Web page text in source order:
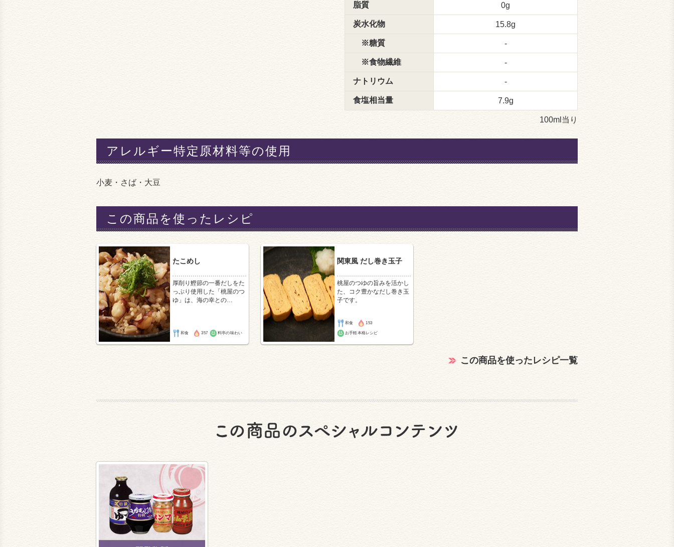
脂質 0g
炭水化物 15.8g
※糖質 -
※食物繊維 -
ナトリウム -
食塩相当量 7.9g
100ml当り
アレルギー特定原材料等の使用
小麦・さば・大豆
この商品を使ったレシピ
たこめし
厚削り鰹節の一番だしをた
っぷり使用した「桃屋のつ
ゆ」は、海の幸との…
和食 357 料亭の味わい
関東風 だし巻き玉子
桃屋のつゆの旨みを活かし
た、コク豊かなだし巻き玉
子です。
和食 153
お手軽本格レシピ
この商品を使ったレシピ一覧